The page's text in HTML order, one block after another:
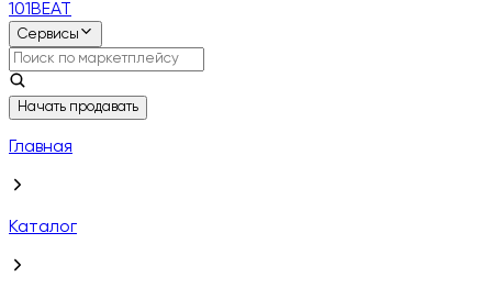
101BEAT
Сервисы
Начать продавать
Главная
Каталог